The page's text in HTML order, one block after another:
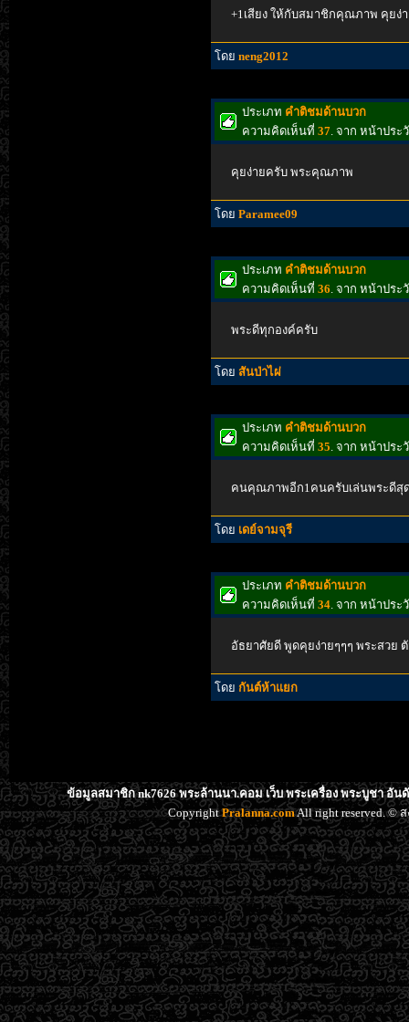
+1เสียง ให้กับสมาชิกคุณภาพ คุยง่
โดย neng2012
ประเภท คำติชมด้านบวก
ความคิดเห็นที่ 37. จาก หน้าประ
คุยง่ายครับ พระคุณภาพ
โดย Paramee09
ประเภท คำติชมด้านบวก
ความคิดเห็นที่ 36. จาก หน้าประ
พระดีทุกองค์ครับ
โดย สันป่าไผ่
ประเภท คำติชมด้านบวก
ความคิดเห็นที่ 35. จาก หน้าประ
คนคุณภาพอีก1คนครับเล่นพระดีสุ
โดย เดย์จามจุรี
ประเภท คำติชมด้านบวก
ความคิดเห็นที่ 34. จาก หน้าประ
อัธยาศัยดี พูดคุยง่ายๆๆๆ พระสวย ตั
โดย กันต์ห้าแยก
ข้อมูลสมาชิก nk7626 พระล้านนา.คอม เว็บ พระเครื่อง พระบูชา อั
CopyrightPralanna.comAll right reserved. ©